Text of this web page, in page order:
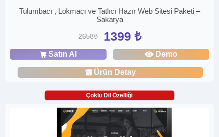
Tulumbacı , Lokmacı ve Tatlıcı Hazır Web Sitesi Paketi –
Sakarya
2658₺ 1399 ₺
Satın Al Demo
Ürün Detay
Çoklu Dil Özelliği